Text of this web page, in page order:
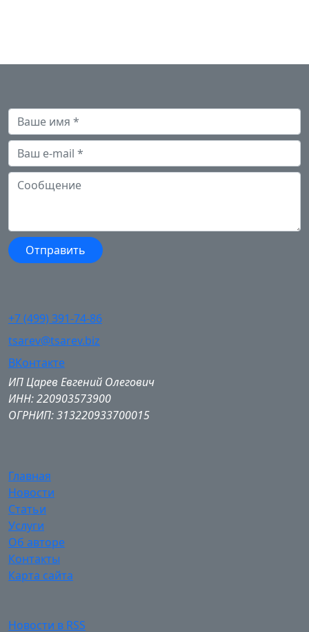
+7 (499) 391-74-86
tsarev@tsarev.biz
ВКонтакте
ИП Царев Евгений Олегович
ИНН: 220903573900
ОГРНИП: 313220933700015
Главная
Новости
Статьи
Услуги
Об авторе
Контакты
Карта сайта
Новости в RSS